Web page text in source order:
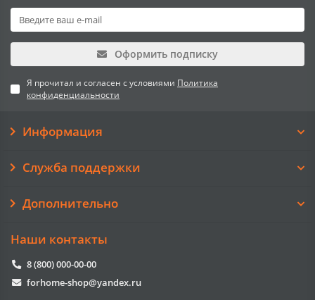
Оформить подписку
Я прочитал и согласен с условиями Политика
конфиденциальности
Информация
Служба поддержки
Дополнительно
Наши контакты
8 (800) 000-00-00
forhome-shop@yandex.ru